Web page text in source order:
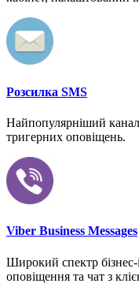
Розсилка SMS
Найпопулярніший
тригерних оповіщень.
Viber Business Messages
Широкий спектр бізнес-
оповіщення та чат з